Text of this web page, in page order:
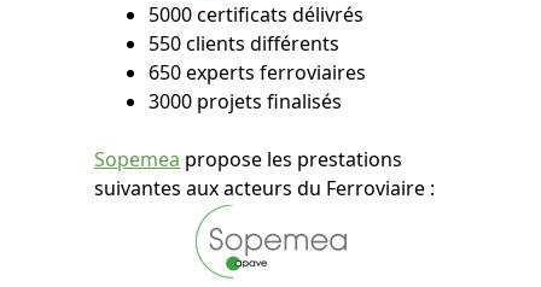
5000 certificats délivrés
550 clients différents
650 experts ferroviaires
3000 projets finalisés
Sopemea propose les prestations
suivantes aux acteurs du Ferroviaire :